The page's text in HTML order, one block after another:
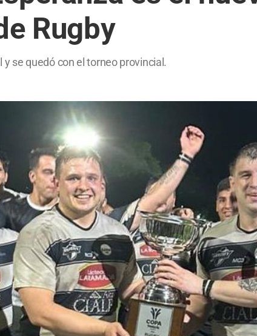
Rugby
se quedó con el torneo provincial.